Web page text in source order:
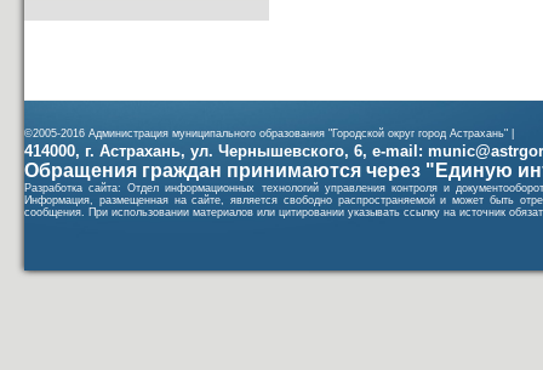
©2005-2016 Администрация муниципального образования "Городской округ город Астрахань" |
414000, г. Астрахань, ул. Чернышевского, 6, e-mail:
Обращения граждан принимаются через "Единую
Разработка сайта: Отдел информационных технологий управления контроля и
Информация, размещенная на сайте, является свободно распространяемой и может быть
сообщения. При использовании материалов или цитировании указывать ссылку на источник